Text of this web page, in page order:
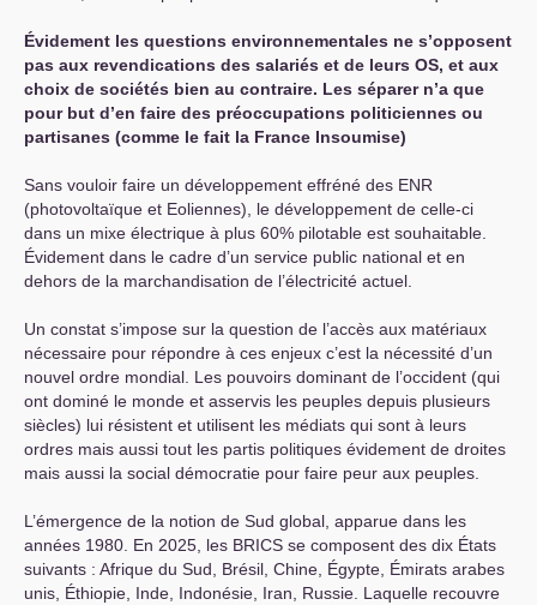
Évidement les questions environnementales ne s’opposent
pas aux revendications des salariés et de leurs OS, et aux
choix de sociétés bien au contraire. Les séparer n’a que
pour but d’en faire des préoccupations politiciennes ou
partisanes (comme le fait la France Insoumise)
Sans vouloir faire un développement effréné des ENR
(photovoltaïque et Eoliennes), le développement de celle-ci
dans un mixe électrique à plus 60% pilotable est souhaitable.
Évidement dans le cadre d’un service public national et en
dehors de la marchandisation de l’électricité actuel.
Un constat s’impose sur la question de l’accès aux matériaux
nécessaire pour répondre à ces enjeux c’est la nécessité d’un
nouvel ordre mondial. Les pouvoirs dominant de l’occident (qui
ont dominé le monde et asservis les peuples depuis plusieurs
siècles) lui résistent et utilisent les médiats qui sont à leurs
ordres mais aussi tout les partis politiques évidement de droites
mais aussi la social démocratie pour faire peur aux peuples.
L’émergence de la notion de Sud global, apparue dans les
années 1980. En 2025, les BRICS se composent des dix États
suivants : Afrique du Sud, Brésil, Chine, Égypte, Émirats arabes
unis, Éthiopie, Inde, Indonésie, Iran, Russie. Laquelle recouvre